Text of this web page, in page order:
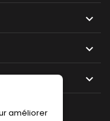



améliorer